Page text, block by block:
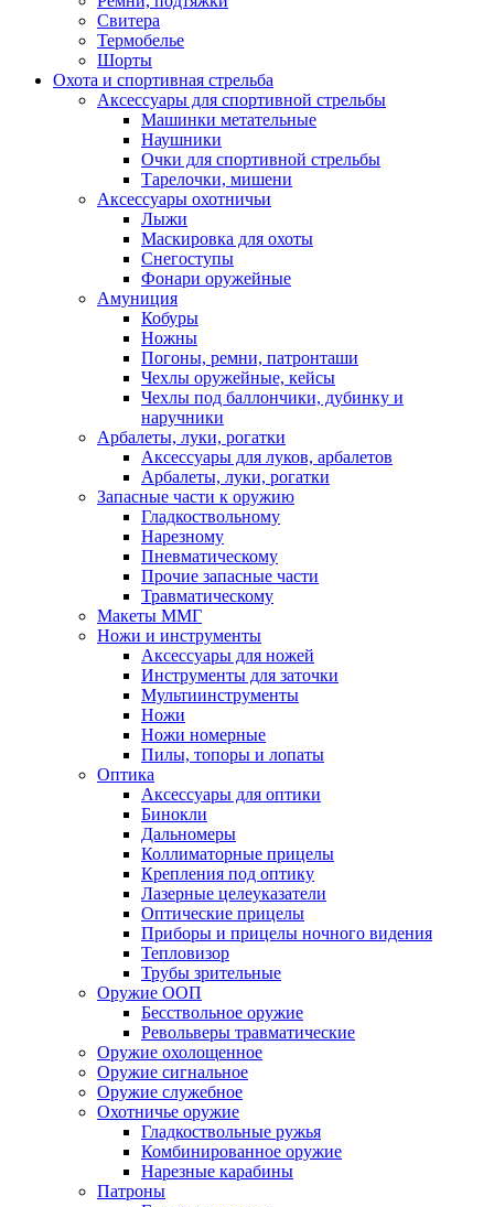
Свитера
Термобелье
Шорты
Охота и спортивная стрельба
Аксессуары для спортивной стрельбы
Машинки метательные
Наушники
Очки для спортивной стрельбы
Тарелочки, мишени
Аксессуары охотничьи
Лыжи
Маскировка для охоты
Снегоступы
Фонари оружейные
Амуниция
Кобуры
Ножны
Погоны, ремни, патронташи
Чехлы оружейные, кейсы
Чехлы под баллончики, дубинку и
наручники
Арбалеты, луки, рогатки
Аксессуары для луков, арбалетов
Арбалеты, луки, рогатки
Запасные части к оружию
Гладкоствольному
Нарезному
Пневматическому
Прочие запасные части
Травматическому
Макеты ММГ
Ножи и инструменты
Аксессуары для ножей
Инструменты для заточки
Мультиинструменты
Ножи
Ножи номерные
Пилы, топоры и лопаты
Оптика
Аксессуары для оптики
Бинокли
Дальномеры
Коллиматорные прицелы
Крепления под оптику
Лазерные целеуказатели
Оптические прицелы
Приборы и прицелы ночного видения
Тепловизор
Трубы зрительные
Оружие ООП
Бесствольное оружие
Револьверы травматические
Оружие охолощенное
Оружие сигнальное
Оружие служебное
Охотничье оружие
Гладкоствольные ружья
Комбинированное оружие
Нарезные карабины
Патроны